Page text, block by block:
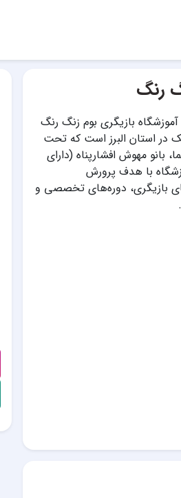
رنگ
بازیگری بوم زنگ رنگ
در استان البرز است که تحت
بانو مهوش افشارپناه (دارای
با هدف پرورش
بازیگری، دوره‌های تخصصی و